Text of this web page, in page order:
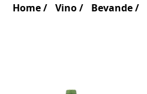
Home Vino Bevande